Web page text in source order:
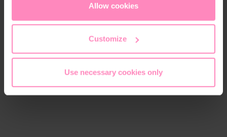
only allow necessary cookies
access and change your chosen setting at any time in
Allow cookies
Customize
Use necessary cookies only
Conseils d'entretien
Ne pas utiliser d'adoucissant
Ne pas repasser le logo ou l'impression
Température de lavage de 40